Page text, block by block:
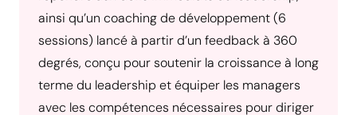
ainsi qu’un coaching de développement (6
sessions) lancé à partir d’un feedback à 360
degrés, conçu pour soutenir la croissance à long
terme du leadership et équiper les managers
avec les compétences nécessaires pour diriger